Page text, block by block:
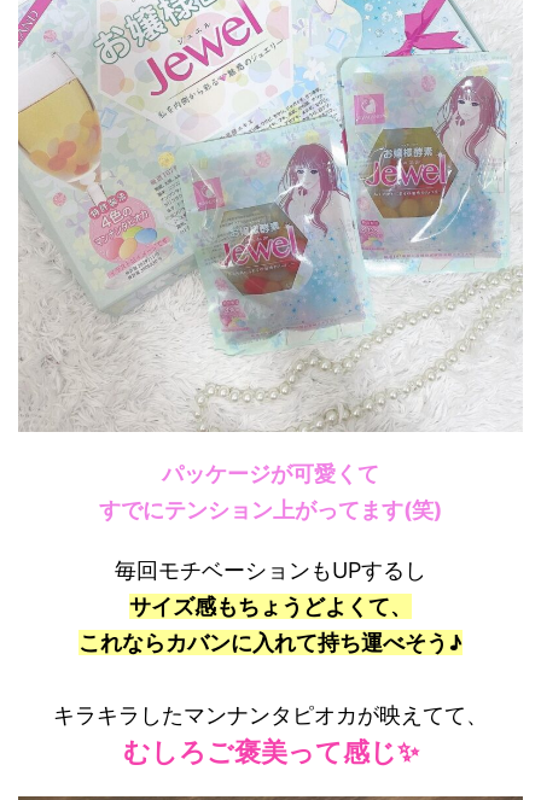
パッケージが可愛くて
すでにテンション上がってます(笑)
毎回モチベーションもUPするし
サイズ感もちょうどよくて、
これならカバンに入れて持ち運べそう♪
キラキラしたマンナンタピオカが映えてて、
むしろご褒美って感じ✨